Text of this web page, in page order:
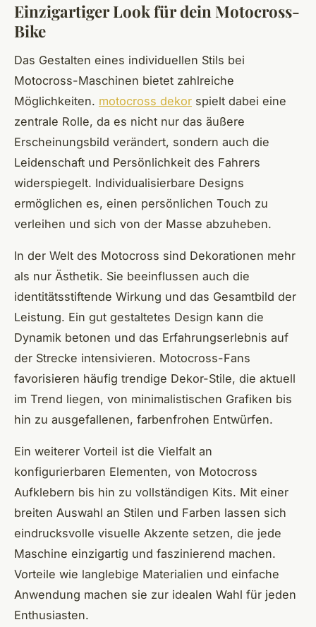
Einzigartiger Look für dein Motocross-
Bike
Das Gestalten eines individuellen Stils bei
Motocross-Maschinen bietet zahlreiche
Möglichkeiten. motocross dekor spielt dabei eine
zentrale Rolle, da es nicht nur das äußere
Erscheinungsbild verändert, sondern auch die
Leidenschaft und Persönlichkeit des Fahrers
widerspiegelt. Individualisierbare Designs
ermöglichen es, einen persönlichen Touch zu
verleihen und sich von der Masse abzuheben.
In der Welt des Motocross sind Dekorationen mehr
als nur Ästhetik. Sie beeinflussen auch die
identitätsstiftende Wirkung und das Gesamtbild der
Leistung. Ein gut gestaltetes Design kann die
Dynamik betonen und das Erfahrungserlebnis auf
der Strecke intensivieren. Motocross-Fans
favorisieren häufig trendige Dekor-Stile, die aktuell
im Trend liegen, von minimalistischen Grafiken bis
hin zu ausgefallenen, farbenfrohen Entwürfen.
Ein weiterer Vorteil ist die Vielfalt an
konfigurierbaren Elementen, von Motocross
Aufklebern bis hin zu vollständigen Kits. Mit einer
breiten Auswahl an Stilen und Farben lassen sich
eindrucksvolle visuelle Akzente setzen, die jede
Maschine einzigartig und faszinierend machen.
Vorteile wie langlebige Materialien und einfache
Anwendung machen sie zur idealen Wahl für jeden
Enthusiasten.